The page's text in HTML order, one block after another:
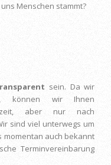
Menschen stammt?
sein. Da wir
können wir Ihnen
aber nur nach
sind viel unterwegs um
momentan auch bekannt
Terminvereinbarung